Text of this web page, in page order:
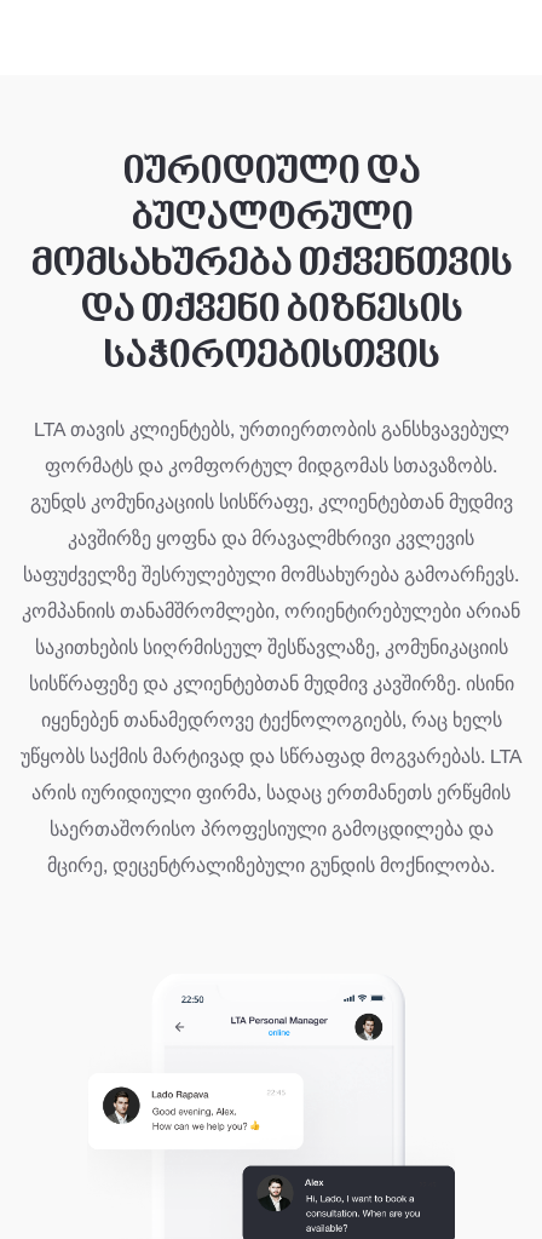
იურიდიული და
ბუღალტრული
მომსახურება თქვენთვის
და თქვენი ბიზნესის
საჭიროებისთვის
LTA თავის კლიენტებს, ურთიერთობის განსხვავებულ
ფორმატს და კომფორტულ მიდგომას სთავაზობს.
გუნდს კომუნიკაციის სისწრაფე, კლიენტებთან მუდმივ
კავშირზე ყოფნა და მრავალმხრივი კვლევის
საფუძველზე შესრულებული მომსახურება გამოარჩევს.
კომპანიის თანამშრომლები, ორიენტირებულები არიან
საკითხების სიღრმისეულ შესწავლაზე, კომუნიკაციის
სისწრაფეზე და კლიენტებთან მუდმივ კავშირზე. ისინი
იყენებენ თანამედროვე ტექნოლოგიებს, რაც ხელს
უწყობს საქმის მარტივად და სწრაფად მოგვარებას. LTA
არის იურიდიული ფირმა, სადაც ერთმანეთს ერწყმის
საერთაშორისო პროფესიული გამოცდილება და
მცირე, დეცენტრალიზებული გუნდის მოქნილობა.